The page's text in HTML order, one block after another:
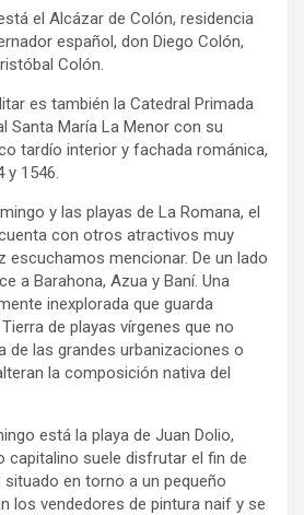
el Alcázar de Colón, residencia
español, don Diego Colón,
Colón.
es también la Catedral Primada
Santa María La Menor con su
tardío interior y fachada románica,
y 1546.
y las playas de La Romana, el
con otros atractivos muy
escuchamos mencionar. De un lado
a Barahona, Azua y Baní. Una
inexplorada que guarda
de playas vírgenes que no
de las grandes urbanizaciones o
la composición nativa del
está la playa de Juan Dolio,
capitalino suele disfrutar el fin de
situado en torno a un pequeño
los vendedores de pintura naif y se